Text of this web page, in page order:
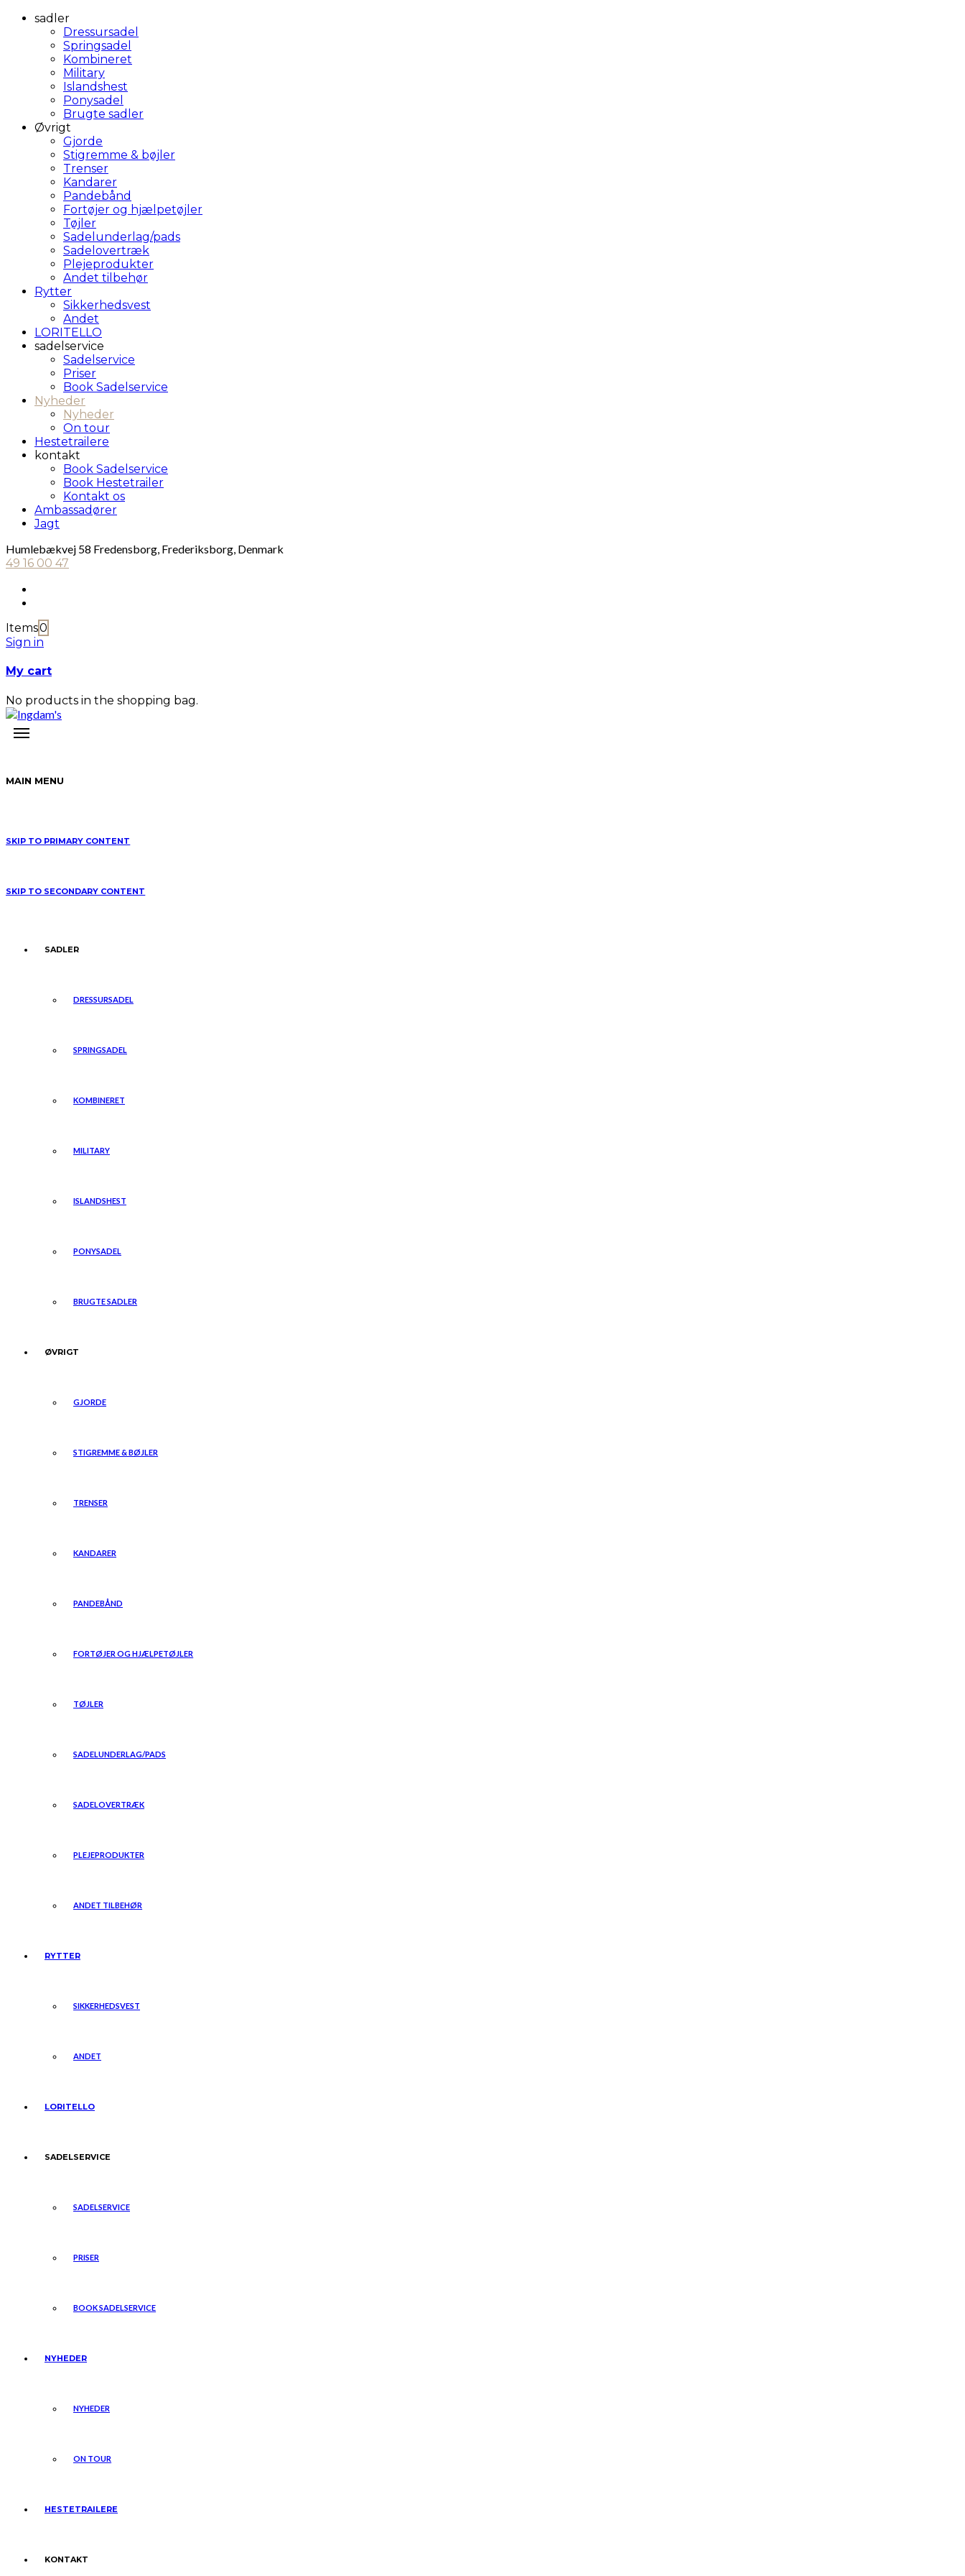
sadler
Dressursadel
Springsadel
Kombineret
Military
Islandshest
Ponysadel
Brugte sadler
Øvrigt
Gjorde
Stigremme & bøjler
Trenser
Kandarer
Pandebånd
Fortøjer og hjælpetøjler
Tøjler
Sadelunderlag/pads
Sadelovertræk
Plejeprodukter
Andet tilbehør
Rytter
Sikkerhedsvest
Andet
LORITELLO
sadelservice
Sadelservice
Priser
Book Sadelservice
Nyheder
Nyheder
On tour
Hestetrailere
kontakt
Book Sadelservice
Book Hestetrailer
Kontakt os
Ambassadører
Jagt
Humlebækvej 58 Fredensborg, Frederiksborg, Denmark
49 16 00 47
Items0
Sign in
My cart
No products in the shopping bag.
MAIN MENU
SKIP TO PRIMARY CONTENT
SKIP TO SECONDARY CONTENT
SADLER
DRESSURSADEL
SPRINGSADEL
KOMBINERET
MILITARY
ISLANDSHEST
PONYSADEL
BRUGTE SADLER
ØVRIGT
GJORDE
STIGREMME & BØJLER
TRENSER
KANDARER
PANDEBÅND
FORTØJER OG HJÆLPETØJLER
TØJLER
SADELUNDERLAG/PADS
SADELOVERTRÆK
PLEJEPRODUKTER
ANDET TILBEHØR
RYTTER
SIKKERHEDSVEST
ANDET
LORITELLO
SADELSERVICE
SADELSERVICE
PRISER
BOOK SADELSERVICE
NYHEDER
NYHEDER
ON TOUR
HESTETRAILERE
KONTAKT